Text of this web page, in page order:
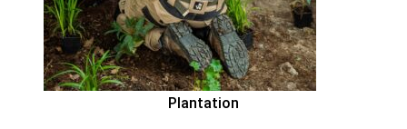
Plantation